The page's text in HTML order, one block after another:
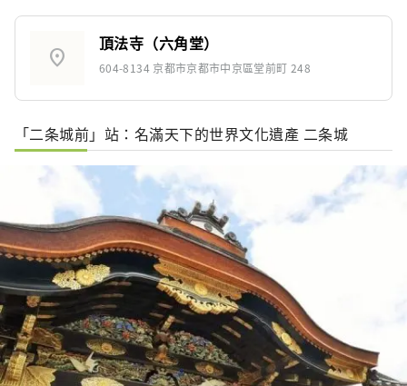
location_on
頂法寺（六角堂）
604-8134 京都市京都市中京區堂前町 248
「二条城前」站：名滿天下的世界文化遺產 二条城